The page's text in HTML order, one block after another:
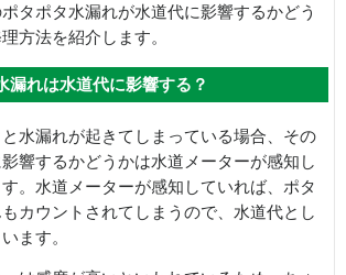
タポタ水漏れが水道代に影響するかどう
方法を紹介します。
漏れは水道代に影響する？
水漏れが起きてしまっている場合、その
響するかどうかは水道メーターが感知し
。水道メーターが感知していれば、ポタ
カウントされてしまうので、水道代とし
ます。